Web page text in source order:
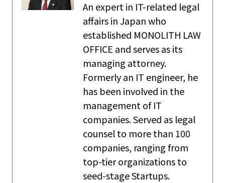
An expert in IT-related legal
affairs in Japan who
established MONOLITH LAW
OFFICE and serves as its
managing attorney.
Formerly an IT engineer, he
has been involved in the
management of IT
companies. Served as legal
counsel to more than 100
companies, ranging from
top-tier organizations to
seed-stage Startups.